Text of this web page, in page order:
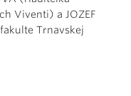
Viventi) a JOZEF
Trnavskej